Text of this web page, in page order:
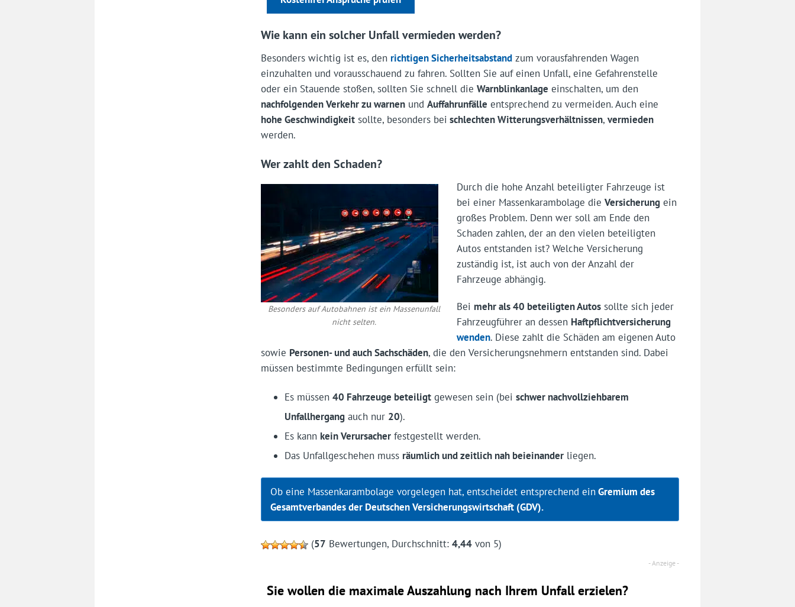
Wie kann ein solcher Unfall vermieden werden?
Besonders wichtig ist es, den richtigen Sicherheitsabstandzum vorausfahrenden Wagen
einzuhalten und vorausschauend zu fahren. Sollten Sie auf einen Unfall, eine Gefahrenstelle
oder ein Stauende stoßen, sollten Sie schnell die Warnblinkanlage einschalten, um den
nachfolgenden Verkehr zu warnenund Auffahrunfälle entsprechend zu vermeiden. Auch eine
hohe Geschwindigkeitsollte, besonders bei schlechten Witterungsverhältnissen, vermieden
werden.
Wer zahlt den Schaden?
Besonders auf Autobahnen ist ein Massenunfall
nicht selten.
Durch die hohe Anzahl beteiligter Fahrzeuge ist
bei einer Massenkaram­bolage dieVersicherung ein
großes Problem. Denn wer soll am Ende den
Schaden zahlen, der an den vielen beteiligten
Autos entstanden ist? Welche Versicherung
zuständig ist, ist auch von der Anzahl der
Fahrzeuge abhängig.
Bei mehr als 40 beteiligten Autos sollte sich jeder
Fahrzeugführer an dessen Haftpflichtversicherung
wenden. Diese zahlt die Schäden am eigenen Auto
sowie Personen- und auch Sachschäden, die den Versicherungsnehmern entstanden sind. Dabei
müssen bestimmte Bedingungen erfüllt sein:
Es müssen 40 Fahrzeuge beteiligtgewesen sein (bei schwer nachvollziehbarem
Unfallhergangauch nur 20).
Es kann kein Verursacherfestgestellt werden.
Das Unfallgeschehen muss räumlich und zeitlich nah beieinanderliegen.
Ob eine Massenkarambolage vorgelegen hat, entscheidet entsprechend einGremium des
Gesamtverbandes der Deutschen Versicherungswirtschaft (GDV).
(57 Bewertungen, Durchschnitt: 4,44von 5)
Sie wollen die maximale Auszahlung nach Ihrem Unfall erzielen?